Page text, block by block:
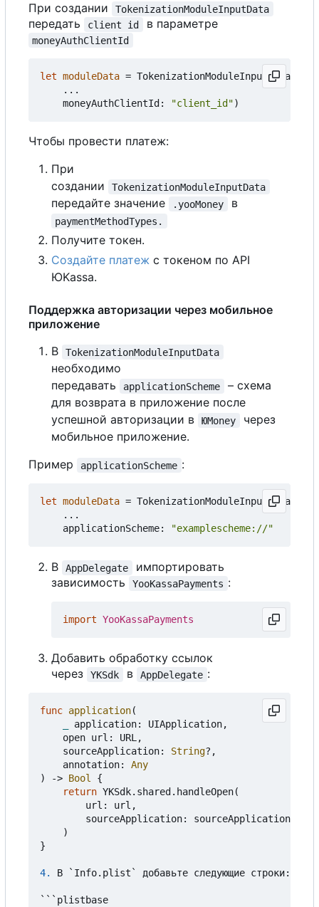
При создании TokenizationModuleInputData
передать client id в параметре
moneyAuthClientId
let moduleData = TokenizationModuleInputData
...
moneyAuthClientId : "client_id")
Чтобы провести платеж:
При
создании
TokenizationModuleInputData
передайте значение .yooMoney в
paymentMethodTypes.
Получите токен.
Создайте платеж с токеном по API
ЮKassa.
Поддержка авторизации через мобильное
приложение
В
TokenizationModuleInputData
необходимо
передавать
applicationScheme
– схема
для возврата в приложение после
успешной авторизации в
ЮMoney
через
мобильное приложение.
Пример
applicationScheme :
let moduleData = TokenizationModuleInputData
...
applicationScheme: "examplescheme://"
В AppDelegate
импортировать
зависимость
YooKassaPayments :
import YooKassaPayments
Добавить обработку ссылок
через
YKSdk в AppDelegate :
func application(
application: UIApplication,
open url : URL,
sourceApplication: String?,
annotation:
Any
)
-> Bool
{
return YKSdk. shared . handleOpen(
url : url ,
sourceApplication:
sourceApplication
)
}
4. В ` Info. plist ` добавьте следующие строки:
``` plistbase